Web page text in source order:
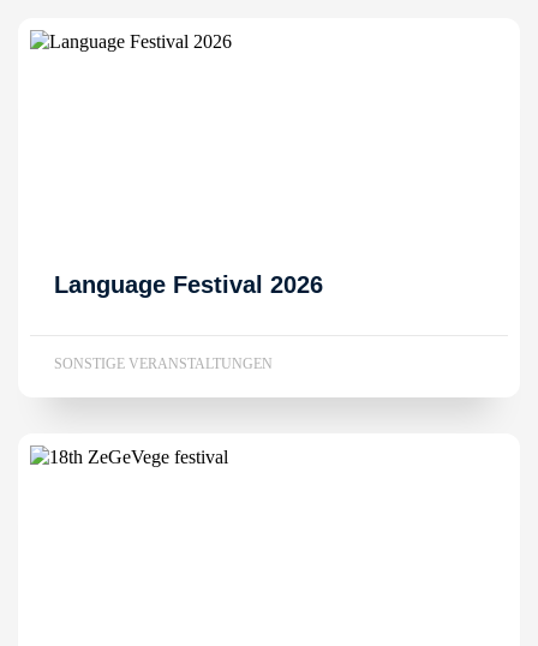
Language Festival 2026
SONSTIGE VERANSTALTUNGEN